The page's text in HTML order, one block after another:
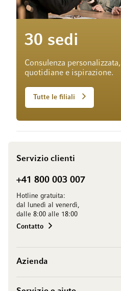
30 sedi
Consulenza
quotidiane e ispirazione.
Tutte le filiali
Servizio clienti
+41 800 003 007
Hotline gratuita:
dal lunedì al venerdì,
dalle 8:00 alle 18:00
Contatto
Azienda